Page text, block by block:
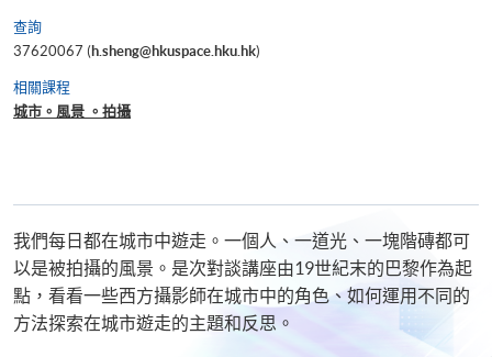
查詢
37620067 (h.sheng@hkuspace.hku.hk)
相關課程
城市。風景 。拍攝
我們每日都在城市中遊走。一個人、一道光、一塊階磚都可
以是被拍攝的風景。是次對談講座由19世紀末的巴黎作為起
點，看看一些西方攝影師在城市中的角色、如何運用不同的
方法探索在城市遊走的主題和反思。